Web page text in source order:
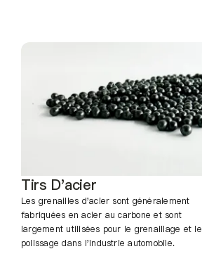
Tirs D'acier
Les grenailles d'acier sont généralement
fabriquées en acier au carbone et sont
largement utilisées pour le grenaillage et le
polissage dans l'industrie automobile.